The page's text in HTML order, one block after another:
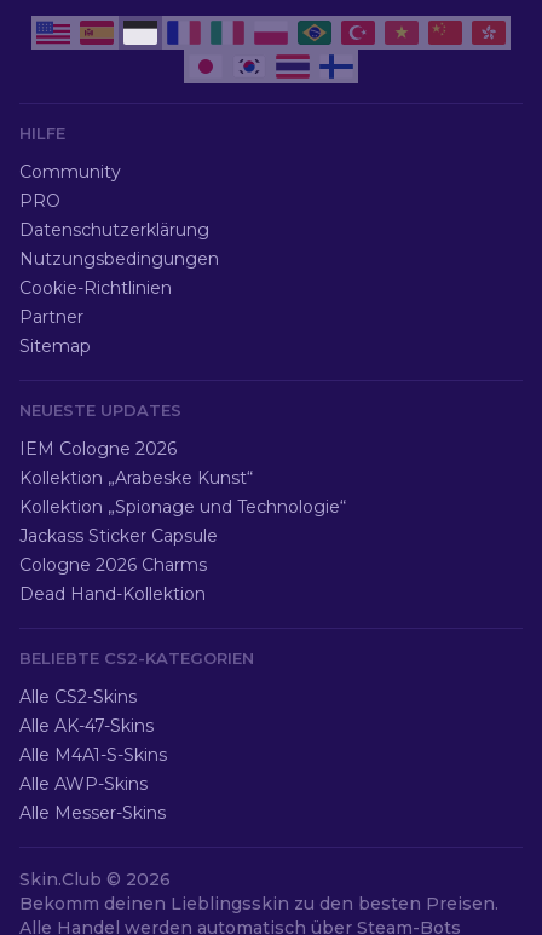
HILFE
Community
PRO
Datenschutzerklärung
Nutzungsbedingungen
Cookie-Richtlinien
Partner
Sitemap
NEUESTE UPDATES
IEM Cologne 2026
Kollektion „Arabeske Kunst“
Kollektion „Spionage und Technologie“
Jackass Sticker Capsule
Cologne 2026 Charms
Dead Hand-Kollektion
BELIEBTE CS2-KATEGORIEN
Alle CS2-Skins
Alle AK-47-Skins
Alle M4A1-S-Skins
Alle AWP-Skins
Alle Messer-Skins
Skin.Club © 2026
Bekomm deinen Lieblingsskin zu den besten Preisen.
Alle Handel werden automatisch über Steam-Bots